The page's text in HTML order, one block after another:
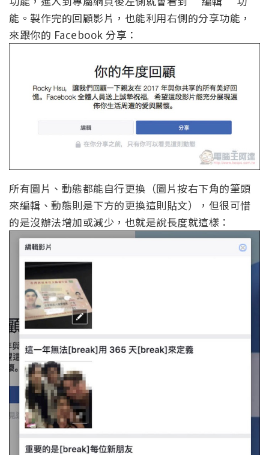
能。製作完的回顧影片，也能利用右側的分享功能，
來跟你的 Facebook 分享：
所有圖片、動態都能自行更換（圖片按右下角的筆頭
來編輯、動態則是下方的更換這則貼文），但很可惜
的是沒辦法增加或減少，也就是說長度就這樣：